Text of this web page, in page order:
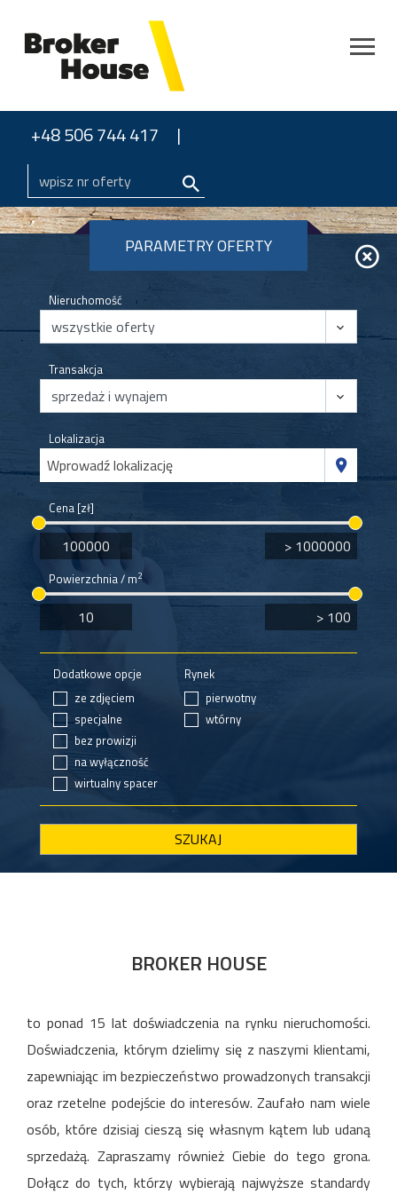
+48 506 744 417
PARAMETRY OFERTY
Nieruchomość
Transakcja
Lokalizacja
Wprowadź lokalizację
Cena [zł]
Powierzchnia / m2
Dodatkowe opcje
ze zdjęciem
specjalne
bez prowizji
na wyłączność
wirtualny spacer
Rynek
pierwotny
wtórny
SZUKAJ
BROKER HOUSE
to ponad 15 lat doświadczenia na rynku nieruchomości.
Doświadczenia, którym dzielimy się z naszymi klientami,
zapewniając im bezpieczeństwo prowadzonych transakcji
oraz rzetelne podejście do interesów. Zaufało nam wiele
osób, które dzisiaj cieszą się własnym kątem lub udaną
sprzedażą. Zapraszamy również Ciebie do tego grona.
Dołącz do tych, którzy wybierają najwyższe standardy